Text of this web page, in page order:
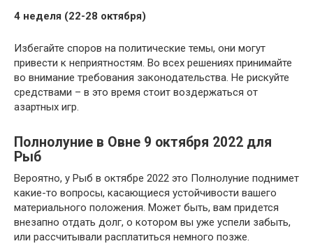
4 неделя (22-28 октября)
Избегайте споров на политические темы, они могут
привести к неприятностям. Во всех решениях принимайте
во внимание требования законодательства. Не рискуйте
средствами – в это время стоит воздержаться от
азартных игр.
Полнолуние в Овне 9 октября 2022 для
Рыб
Вероятно, у Рыб в октябре 2022 это Полнолуние поднимет
какие-то вопросы, касающиеся устойчивости вашего
материального положения. Может быть, вам придется
внезапно отдать долг, о котором вы уже успели забыть,
или рассчитывали расплатиться немного позже.